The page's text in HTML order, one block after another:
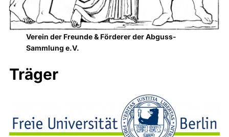
Verein der Freunde & Förderer der Abguss-
Sammlung e.V.
Träger